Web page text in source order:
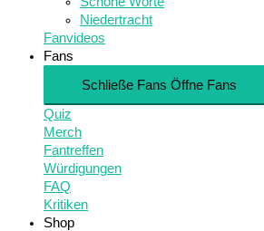
Niedertracht
Fanvideos
Fans
Schließe Fans Öffne Fans
Quiz
Merch
Fantreffen
Würdigungen
FAQ
Kritiken
Shop